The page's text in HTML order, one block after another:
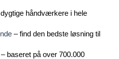
håndværkere i hele
– find den bedste løsning til
baseret på over 700.000